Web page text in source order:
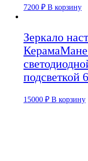
7200 ₽ В корзину
Зеркало
подсветкой
15000 ₽ В корзину